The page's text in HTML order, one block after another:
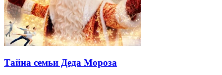
Тайна семьи Деда Мороза